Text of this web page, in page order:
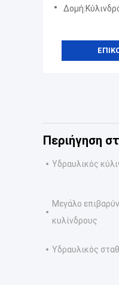
Περιήγηση
Υδραυλικός
Μεγάλο
κυλίνδρους
Υδραυλικός